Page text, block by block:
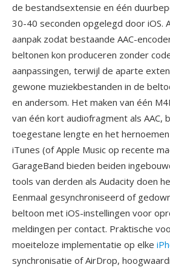
de bestandsextensie en één
30-40 seconden opgelegd door iOS.
aanpak zodat bestaande AAC-
beltonen kon produceren zonder
aanpassingen, terwijl de aparte
gewone muziekbestanden in de
en andersom. Het maken van één
van één kort audiofragment als AAC,
toegestane lengte en het
iTunes (of Apple Music op recente
GarageBand bieden beiden
tools van derden als Audacity doen
Eenmaal gesynchroniseerd of
beltoon met iOS-instellingen voor
meldingen per contact. Praktische
moeiteloze implementatie op elke
synchronisatie of AirDrop,